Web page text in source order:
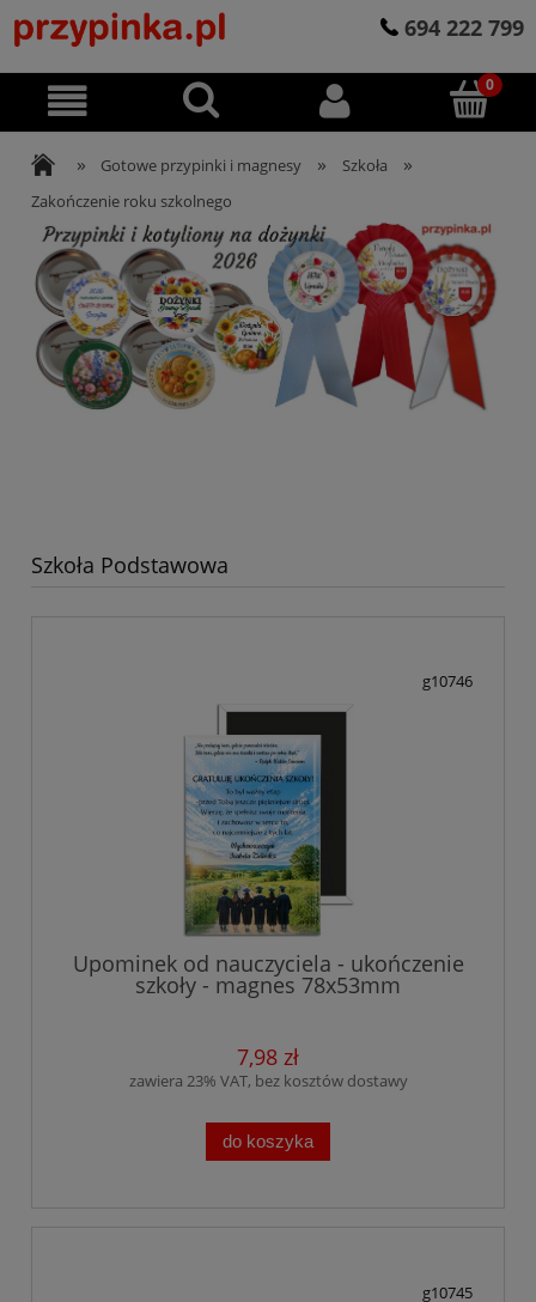
694 222 799
» Gotowe przypinki i magnesy » Szkoła »
Zakończenie roku szkolnego
Szkoła Podstawowa
g10746
Upominek od nauczyciela - ukończenie
szkoły - magnes 78x53mm
7,98 zł
zawiera 23% VAT, bez kosztów dostawy
do koszyka
g10745